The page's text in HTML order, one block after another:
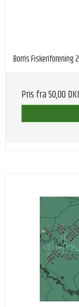
Borris Fiskeriforening
Pris fra50,00